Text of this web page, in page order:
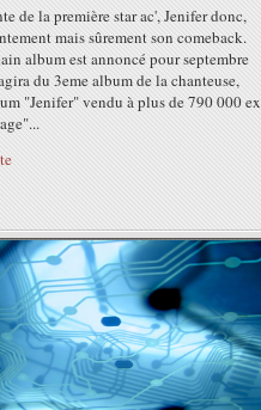
de la première star ac', Jenifer donc,
mais sûrement son comeback.
album est annoncé pour septembre
du 3eme album de la chanteuse,
"Jenifer" vendu à plus de 790 000 ex